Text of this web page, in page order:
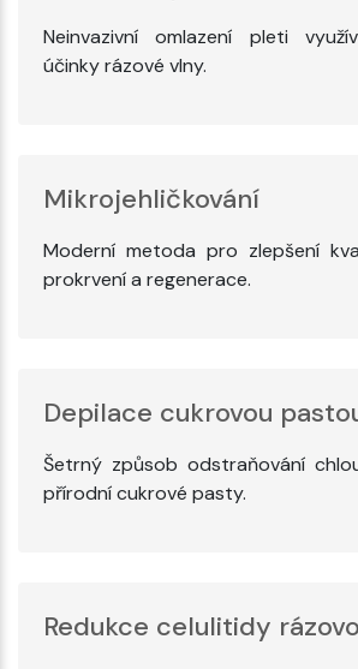
Neinvazivní omlazení pleti
účinky rázové vlny.
Mikrojehličkování
Moderní metoda pro zlepšení
prokrvení a regenerace.
Depilace cukrovou
Šetrný způsob odstraňování
přírodní cukrové pasty.
Redukce celulitidy